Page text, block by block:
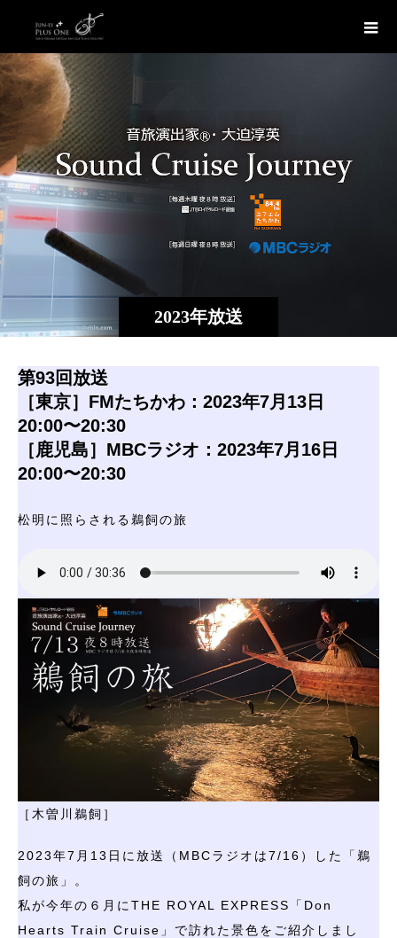
2023年放送
第93回放送
［東京］FMたちかわ：2023年7月13日
20:00〜20:30
［鹿児島］MBCラジオ：2023年7月16日
20:00〜20:30
松明に照らされる鵜飼の旅
［木曽川鵜飼］
2023年7月13日に放送（MBCラジオは7/16）した「鵜
飼の旅」。
私が今年の６月にTHE ROYAL EXPRESS「Don
Hearts Train Cruise」で訪れた景色をご紹介しまし